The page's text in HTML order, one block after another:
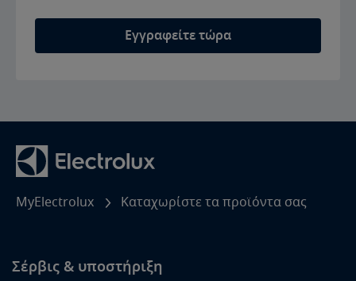
Εγγραφείτε τώρα
MyElectrolux Καταχωρίστε τα προϊόντα σας
Σέρβις & υποστήριξη